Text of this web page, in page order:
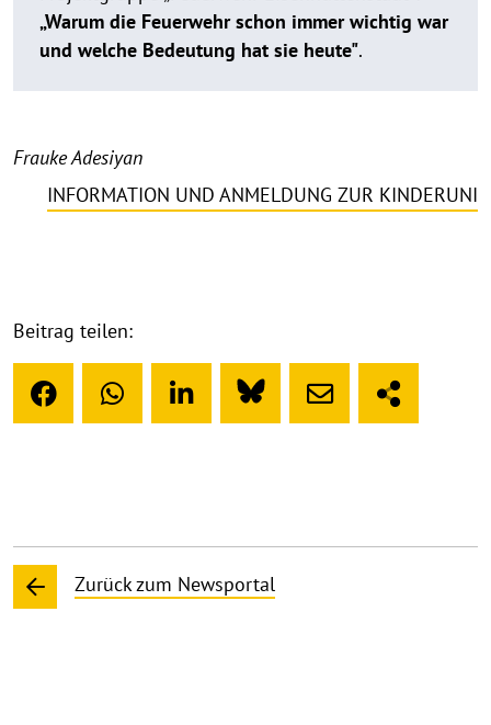
„Warum die Feuerwehr schon immer wichtig war
und welche Bedeutung hat sie heute".
Frauke Adesiyan
INFORMATION UND ANMELDUNG ZUR KINDERUNI
Beitrag teilen:
Zurück zum Newsportal